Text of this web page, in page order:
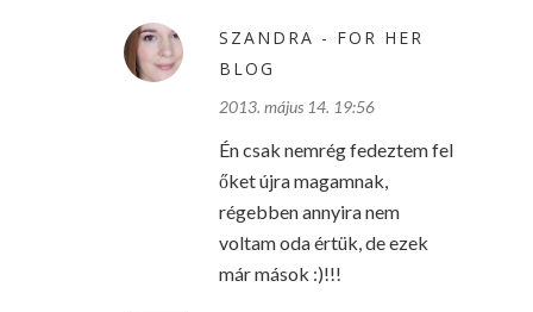
SZANDRA - FOR HER
BLOG
2013. május 14. 19:56
Én csak nemrég fedeztem fel
őket újra magamnak,
régebben annyira nem
voltam oda értük, de ezek
már mások :)!!!